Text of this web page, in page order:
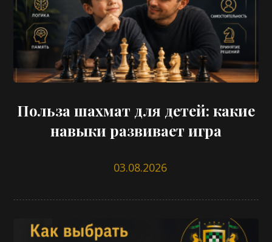
Польза шахмат для детей: какие
навыки развивает игра
03.08.2026